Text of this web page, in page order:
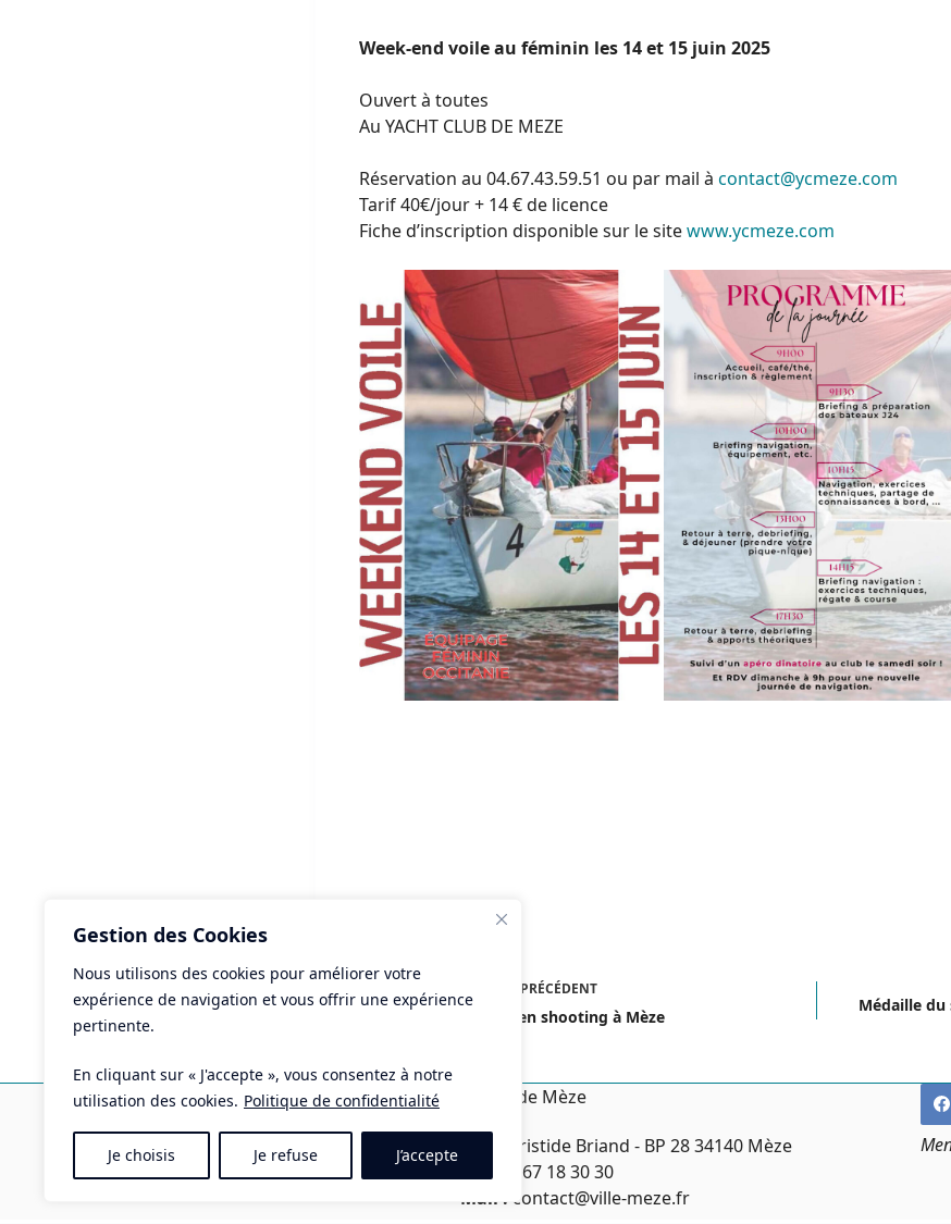
Gestion des Cookies
Nous utilisons des cookies pour améliorer votre
expérience de navigation et vous offrir une expérience
pertinente.
En cliquant sur « J'accepte », vous consentez à notre
utilisation des cookies. Politique de confidentialité
Je choisis Je refuse J’accepte
Week-end voile au féminin les 14 et 15 juin 2025
Ouvert à toutes
Au YACHT CLUB DE MEZE
Réservation au 04.67.43.59.51 ou par mail àcontact@ycmeze.com
Tarif 40€/jour + 14 € de licence
Fiche d’inscription disponible sur le sitewww.ycmeze.com
PRÉCÉDENT
Chabal en shooting à Mèze
Médaille du
Mairie de Mèze
Place Aristide Briand - BP 28 34140 Mèze
Tél : 04 67 18 30 30
Mail : contact@ville-meze.fr